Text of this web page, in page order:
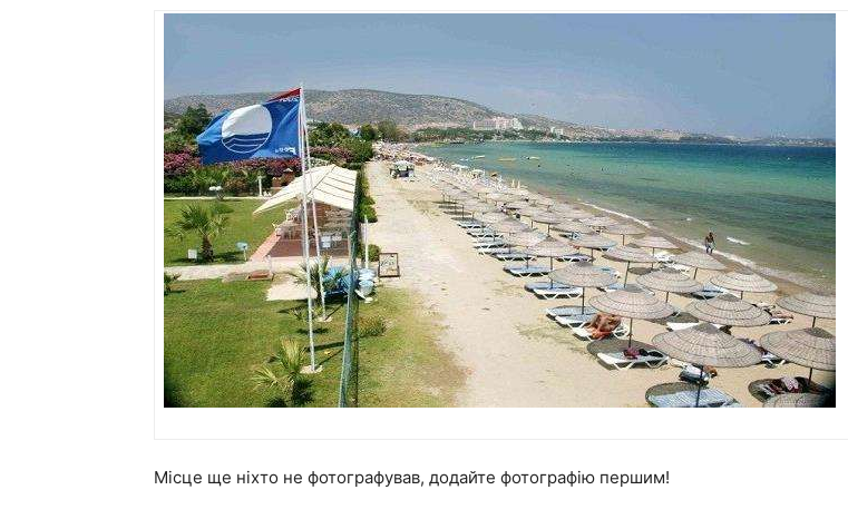
Місце ще ніхто не фотографував, додайте фотографію першим!